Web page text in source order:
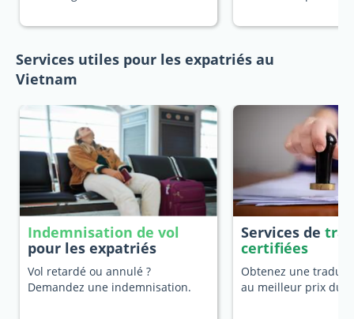
Services utiles pour les expatriés au
Vietnam
Indemnisation de vol
pour les expatriés
Vol retardé ou annulé ?
Demandez une indemnisation.
Services de
certifiées
Obtenez une
au meilleur prix du